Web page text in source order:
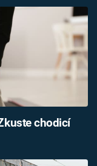
chodicí